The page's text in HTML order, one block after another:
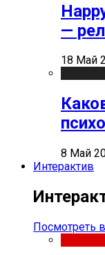
—
18 Май
8 Май
Интерактив
Посмотреть